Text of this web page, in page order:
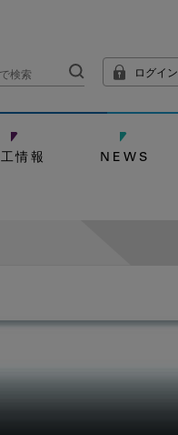
ログイン
情報 NEWS